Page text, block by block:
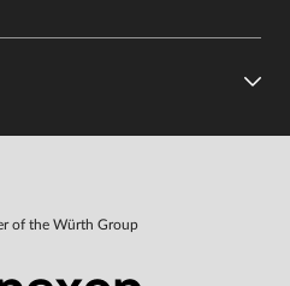
of the Würth Group